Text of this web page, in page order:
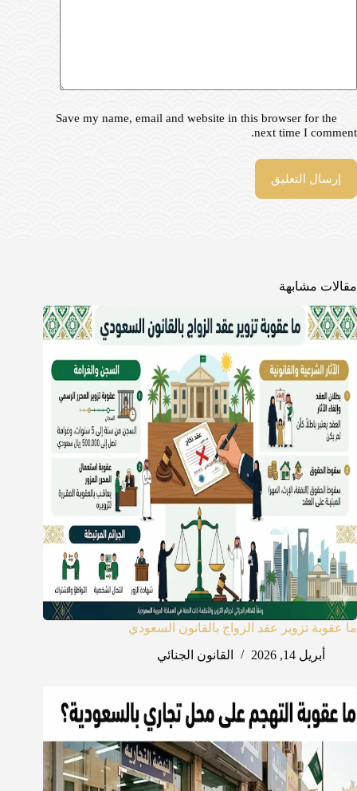
Save my name, email and website in this browser for the
next time I comment.
إرسال التعليق
مقالات مشابهة
ما عقوبة تزوير عقد الزواج بالقانون السعودي
أبريل 14, 2026
القانون الجنائي